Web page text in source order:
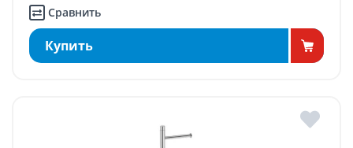
Сравнить
Купить